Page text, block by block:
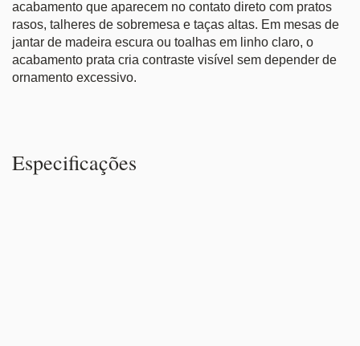
acabamento que aparecem no contato direto com pratos
rasos, talheres de sobremesa e taças altas. Em mesas de
jantar de madeira escura ou toalhas em linho claro, o
acabamento prata cria contraste visível sem depender de
ornamento excessivo.
Especificações